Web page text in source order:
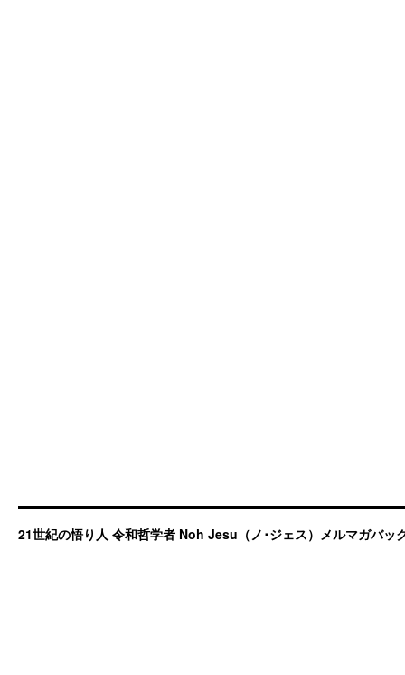
21世紀の悟り人 令和哲学者 Noh Jesu（ノ･ジェス）メルマガバッ